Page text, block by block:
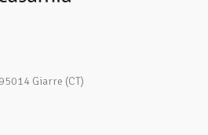
Giarre (CT)